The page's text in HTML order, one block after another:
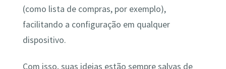
(como lista de compras, por exemplo),
facilitando a configuração em qualquer
dispositivo.
Com isso, suas ideias estão sempre salvas de